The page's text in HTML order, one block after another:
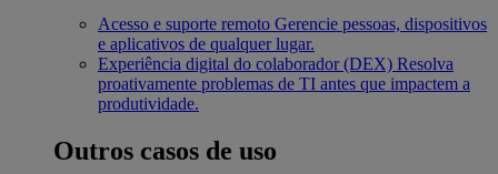
Acesso e suporte remoto Gerencie pessoas, dispositivos
e aplicativos de qualquer lugar.
Experiência digital do colaborador (DEX) Resolva
proativamente problemas de TI antes que impactem a
produtividade.
Outros casos de uso